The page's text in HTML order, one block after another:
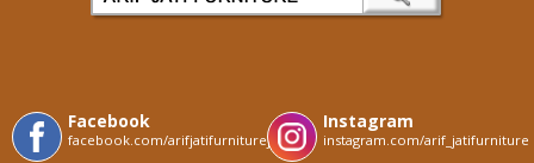
Facebook
facebook.com/arifjatifurniturejepara
Instagram
instagram.com/arif_jatifurniture